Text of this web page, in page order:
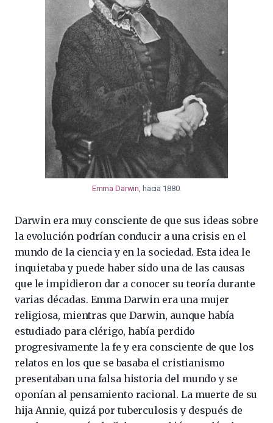
Emma Darwin , hacia 1880.
Darwin era muy consciente de que sus ideas sobre
la evolución podrían conducir a una crisis en el
mundo de la ciencia y en la sociedad. Esta idea le
inquietaba y puede haber sido una de las causas
que le impidieron dar a conocer su teoría durante
varias décadas. Emma Darwin era una mujer
religiosa, mientras que Darwin, aunque había
estudiado para clérigo, había perdido
progresivamente la fe y era consciente de que los
relatos en los que se basaba el cristianismo
presentaban una falsa historia del mundo y se
oponían al pensamiento racional. La muerte de su
hija Annie, quizá por tuberculosis y después de